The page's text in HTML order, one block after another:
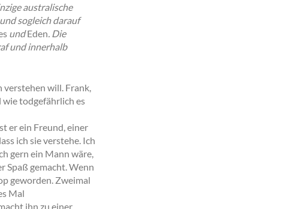
australische
sogleich darauf
undEden. Die
und innerhalb
verstehen will. Frank,
wie todgefährlich es
er ein Freund, einer
ich sie verstehe. Ich
gern ein Mann wäre,
Spaß gemacht. Wenn
geworden. Zweimal
Mal
ihn zu einer